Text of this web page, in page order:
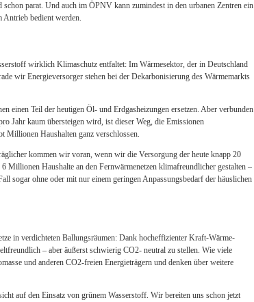
parat. Und auch im ÖPNV kann zumindest in den urbanen Zentren ein
Antrieb bedient werden.
wirklich Klimaschutz entfaltet: Im Wärmesektor, der in Deutschland
wir Energieversorger stehen bei der Dekarbonisierung des Wärmemarkts
einen Teil der heutigen Öl- und Erdgasheizungen ersetzen. Aber verbunden
Jahr kaum übersteigen wird, ist dieser Weg, die Emissionen
Millionen Haushalten ganz verschlossen.
kommen wir voran, wenn wir die Versorgung der heute knapp 20
Millionen Haushalte an den Fernwärmenetzen klimafreundlicher gestalten –
sogar ohne oder mit nur einem geringen Anpassungsbedarf der häuslichen
in verdichteten Ballungsräumen: Dank hocheffizienter Kraft-Wärme-
– aber äußerst schwierig CO2- neutral zu stellen. Wie viele
und anderen CO2-freien Energieträgern und denken über weitere
auf den Einsatz von grünem Wasserstoff. Wir bereiten uns schon jetzt